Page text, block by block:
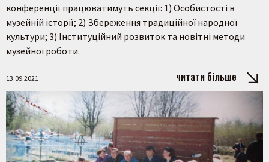
конференції працюватимуть секції: 1) Особистості в
музейній історії; 2) Збереження традиційної народної
культури; 3) Інституційний розвиток та новітні методи
музейної роботи.
13.09.2021 читати більше